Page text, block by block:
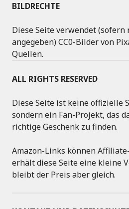
BILDRECHTE
Diese Seite verwendet (sofern
angegeben) CC0-Bilder von
Quellen.
ALL RIGHTS RESERVED
Diese Seite ist keine offizielle
sondern ein Fan-Projekt, das
richtige Geschenk zu finden.
Amazon-Links können
erhält diese Seite eine kleine
bleibt der Preis aber gleich.